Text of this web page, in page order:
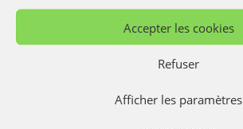
Accepter les cookies
Refuser
Afficher les paramètres